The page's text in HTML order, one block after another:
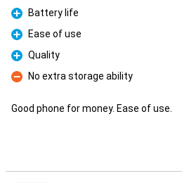
Pour
Battery life
Pour
Ease of use
Pour
Quality
Contre
No extra storage ability
Good phone for money. Ease of use.